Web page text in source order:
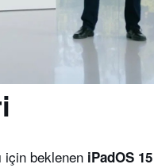
için beklenen iPadOS 15